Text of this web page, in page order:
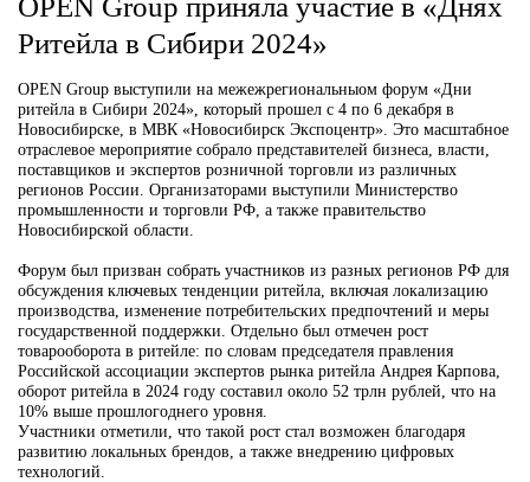
OPEN Group приняла участие в «Днях
Ритейла в Сибири 2024»
OPEN Group выступили на межежрегиональныом форум «Дни
ритейла в Сибири 2024», который прошел с 4 по 6 декабря в
Новосибирске, в МВК «Новосибирск Экспоцентр». Это масштабное
отраслевое мероприятие собрало представителей бизнеса, власти,
поставщиков и экспертов розничной торговли из различных
регионов России. Организаторами выступили Министерство
промышленности и торговли РФ, а также правительство
Новосибирской области.
Форум был призван собрать участников из разных регионов РФ для
обсуждения ключевых тенденции ритейла, включая локализацию
производства, изменение потребительских предпочтений и меры
государственной поддержки. Отдельно был отмечен рост
товарооборота в ритейле: по словам председателя правления
Российской ассоциации экспертов рынка ритейла Андрея Карпова,
оборот ритейла в 2024 году составил около 52 трлн рублей, что на
10% выше прошлогоднего уровня.
Участники отметили, что такой рост стал возможен благодаря
развитию локальных брендов, а также внедрению цифровых
технологий.